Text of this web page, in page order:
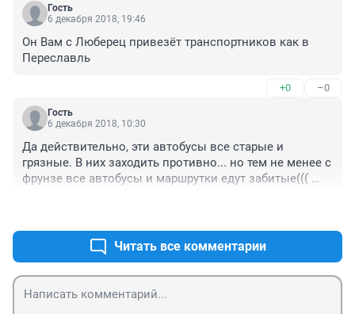
Гость
6 декабря 2018, 19:46
Он Вам с Люберец привезёт транспортников как в
Переславль
+0 –0
Гость
6 декабря 2018, 10:30
Да действительно, эти автобусы все старые и
грязные. В них заходить противно... но тем не менее с
фрунзе все автобусы и маршрутки едут забитые(((
ужасно((( Фрунзенский район растет, строится
большое количество домов и так то проблема с
транспортом, его не хватает, для такого большого
количества людей, а они еще хотят убрать маршрутки.
Видимо хотят чтобы мы ходили пешком...((((
Читать все комментарии